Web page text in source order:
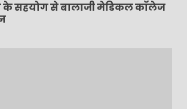
के सहयोग से बालाजी मेडिकल कॉलेज